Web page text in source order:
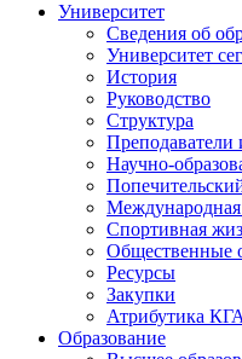
Университет
Сведения об
Университет
История
Руководство
Структура
Преподаватели
Научно-
Международная
Спортивная
Общественные
Ресурсы
Закупки
Атрибутика
Образование